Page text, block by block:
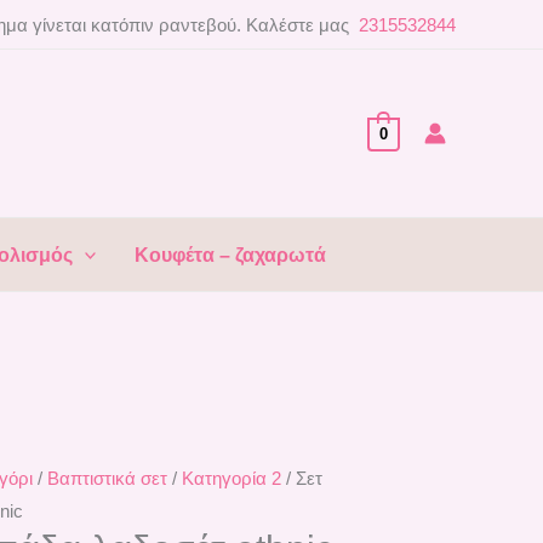
γίνεται κατόπιν ραντεβού. Καλέστε μας 2315532844
0
Κουφέτα – ζαχαρωτά
/ Βαπτιστικά σετ / Κατηγορία 2 / Σετ